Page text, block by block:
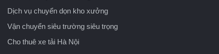
Dịch vụ chuyển dọn kho xưởng
Vận chuyển siêu trường siêu trọng
Cho thuê xe tải Hà Nội